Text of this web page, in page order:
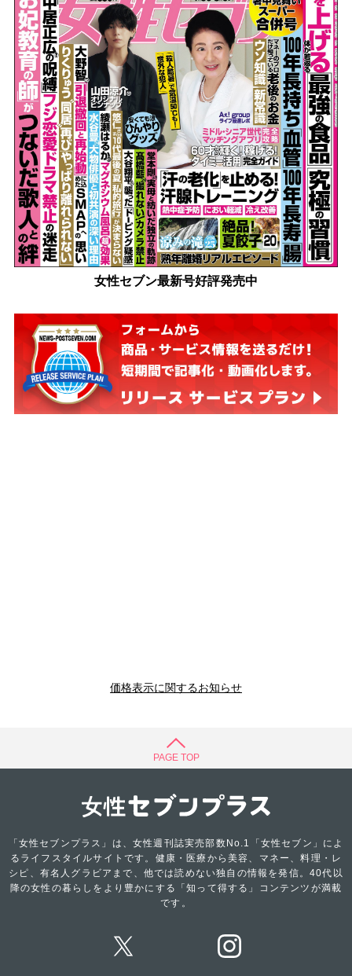
女性セブン最新号好評発売中
価格表示に関するお知らせ
PAGE TOP
「女性セブンプラス」は、女性週刊誌実売部数No.1「女性セブン」によ
るライフスタイルサイトです。健康・医療から美容、マネー、料理・レ
シピ、有名人グラビアまで、他では読めない独自の情報を発信。40代以
降の女性の暮らしをより豊かにする「知って得する」コンテンツが満載
です。